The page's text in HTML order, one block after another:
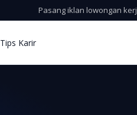
Pasang iklan lowongan
Tips Karir